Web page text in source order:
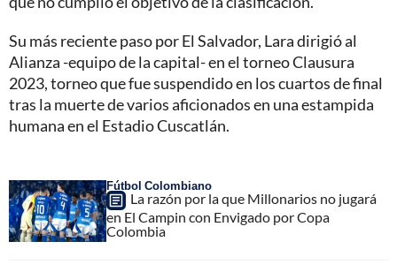
Su más reciente paso por El Salvador, Lara dirigió al
Alianza -equipo de la capital- en el torneo Clausura
2023, torneo que fue suspendido en los cuartos de final
tras la muerte de varios aficionados en una estampida
humana en el Estadio Cuscatlán.
Fútbol Colombiano
La razón por la que Millonarios no jugará
en El Campin con Envigado por Copa
Colombia